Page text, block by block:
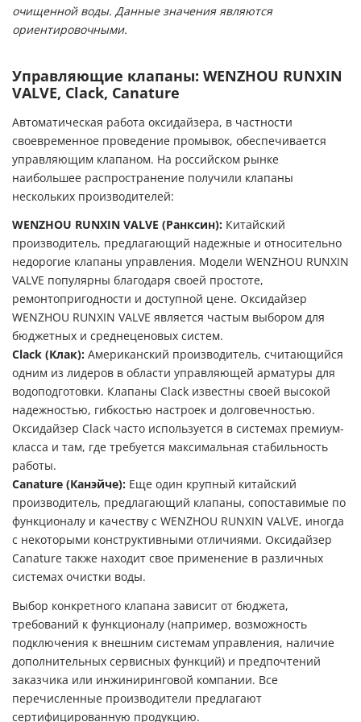
очищенной воды. Данные значения являются
ориентировочными.
Управляющие клапаны: WENZHOU RUNXIN
VALVE, Clack, Canature
Автоматическая работа оксидайзера, в частности
своевременное проведение промывок, обеспечивается
управляющим клапаном. На российском рынке
наибольшее распространение получили клапаны
нескольких производителей:
WENZHOU RUNXIN VALVE (Ранксин): Китайский
производитель, предлагающий надежные и относительно
недорогие клапаны управления. Модели WENZHOU RUNXIN
VALVE популярны благодаря своей простоте,
ремонтопригодности и доступной цене. Оксидайзер
WENZHOU RUNXIN VALVE является частым выбором для
бюджетных и среднеценовых систем.
Clack (Клак): Американский производитель, считающийся
одним из лидеров в области управляющей арматуры для
водоподготовки. Клапаны Clack известны своей высокой
надежностью, гибкостью настроек и долговечностью.
Оксидайзер Clack часто используется в системах премиум-
класса и там, где требуется максимальная стабильность
работы.
Canature (Канэйче): Еще один крупный китайский
производитель, предлагающий клапаны, сопоставимые по
функционалу и качеству с WENZHOU RUNXIN VALVE, иногда
с некоторыми конструктивными отличиями. Оксидайзер
Canature также находит свое применение в различных
системах очистки воды.
Выбор конкретного клапана зависит от бюджета,
требований к функционалу (например, возможность
подключения к внешним системам управления, наличие
дополнительных сервисных функций) и предпочтений
заказчика или инжиниринговой компании. Все
перечисленные производители предлагают
сертифицированную продукцию.